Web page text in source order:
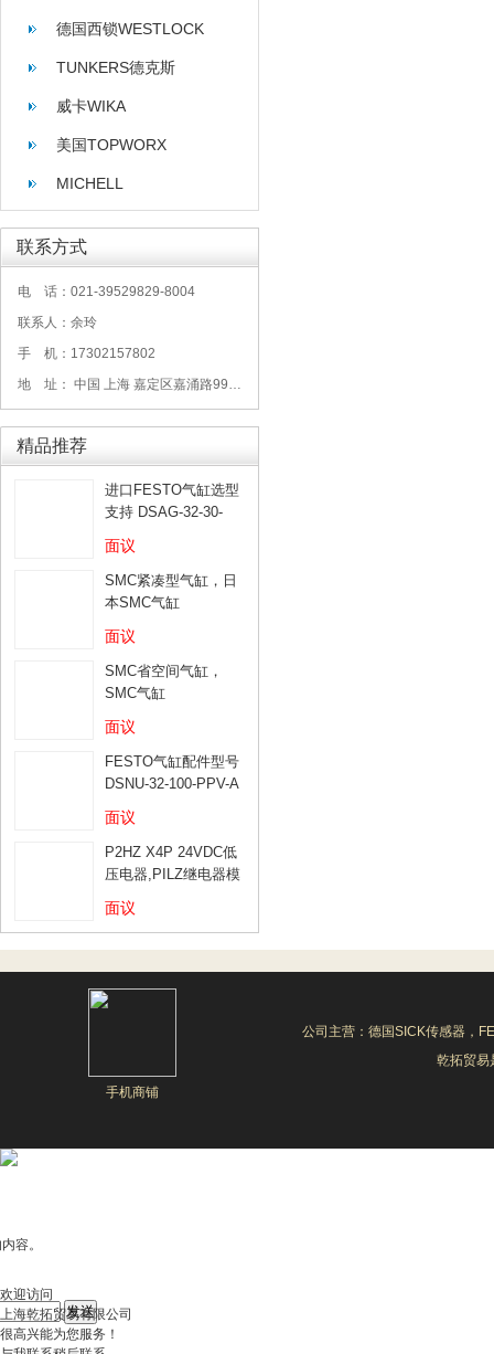
德国西锁WESTLOCK
TUNKERS德克斯
威卡WIKA
美国TOPWORX
MICHELL
联系方式
电 话：021-39529829-8004
联系人：余玲
手 机：17302157802
地 址： 中国 上海 嘉定区嘉涌路99弄6号713
精品推荐
进口FESTO气缸选型
支持 DSAG-32-30-
PPV-A
面议
SMC紧凑型气缸，日
本SMC气缸
面议
SMC省空间气缸，
SMC气缸
面议
FESTO气缸配件型号
DSNU-32-100-PPV-A
面议
P2HZ X4P 24VDC低
压电器,PILZ继电器模
面议
手机商铺
公司主营：德国SICK传感器，
乾拓贸易
容。
欢迎访问
上海乾拓贸易有限公司
很高兴能为您服务！